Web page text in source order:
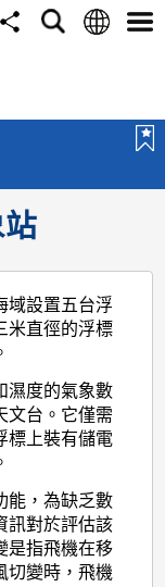
分
搜
語
選
設置五台浮
米直徑的浮標
度的氣象數
文台。它僅需
標上裝有儲電
，為缺乏數
訊對於評估該
是指飛機在移
切變時，飛機